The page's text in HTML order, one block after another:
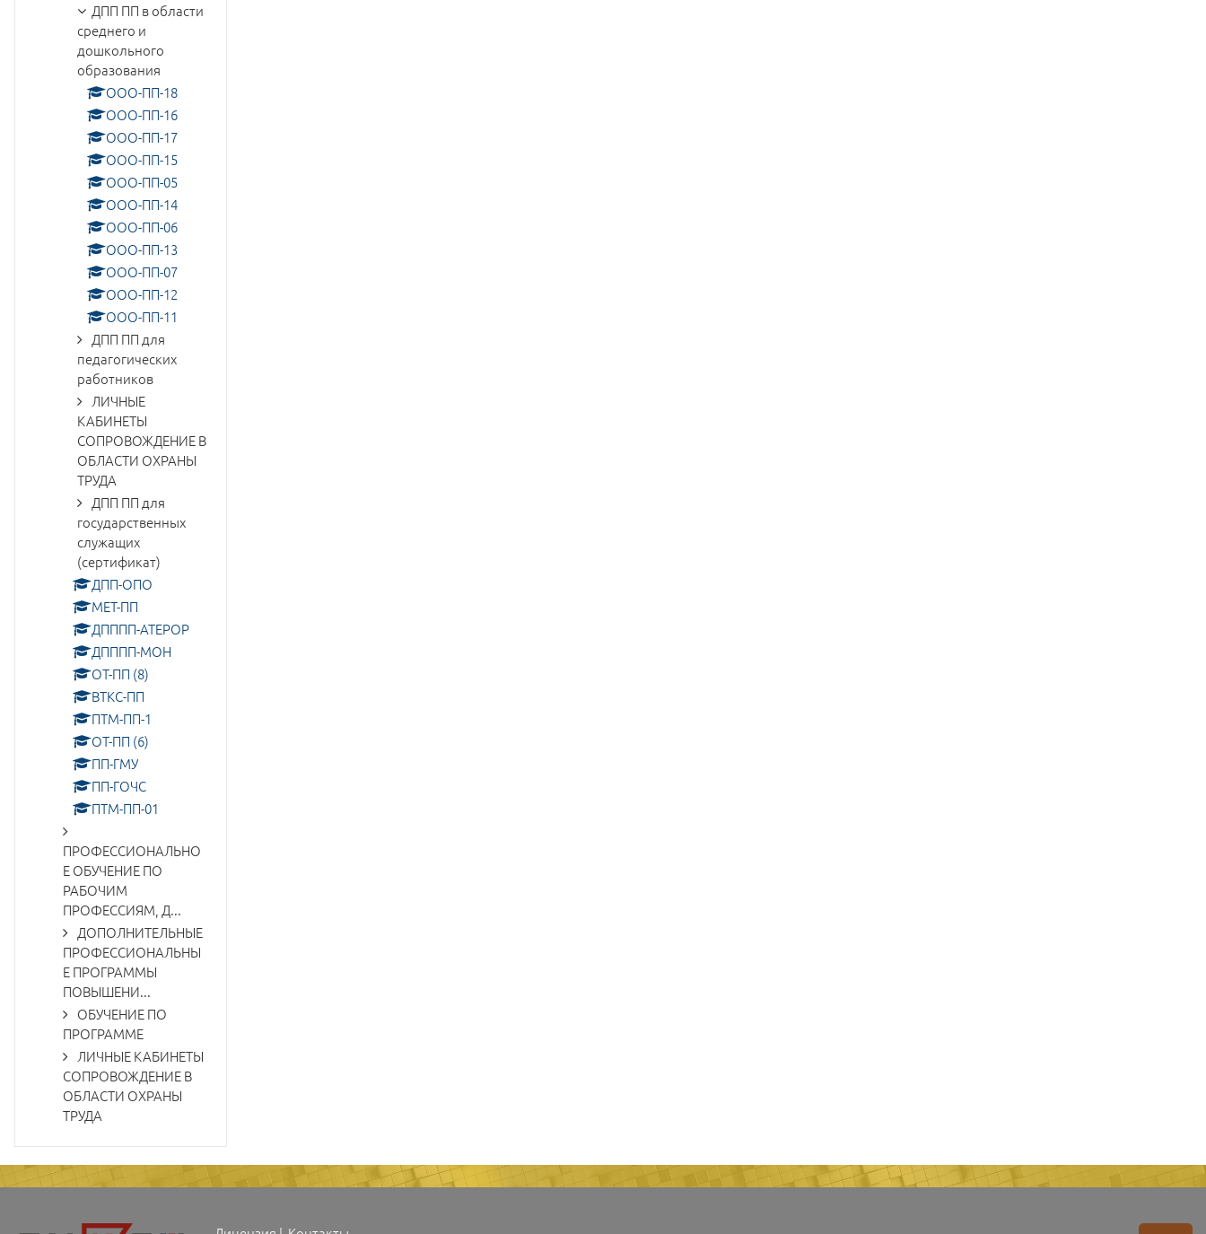
ДПП ПП в области
среднего и
дошкольного
образования
ООО-ПП-18
ООО-ПП-16
ООО-ПП-17
ООО-ПП-15
ООО-ПП-05
ООО-ПП-14
ООО-ПП-06
ООО-ПП-13
ООО-ПП-07
ООО-ПП-12
ООО-ПП-11
ДПП ПП для
педагогических
работников
ЛИЧНЫЕ
КАБИНЕТЫ
СОПРОВОЖДЕНИЕ В
ОБЛАСТИ ОХРАНЫ
ТРУДА
ДПП ПП для
государственных
служащих
(сертификат)
ДПП-ОПО
МЕТ-ПП
ДПППП-АТЕРОР
ДПППП-МОН
ОТ-ПП (8)
ВТКС-ПП
ПТМ-ПП-1
ОТ-ПП (6)
ПП-ГМУ
ПП-ГОЧС
ПТМ-ПП-01
ПРОФЕССИОНАЛЬНО
Е ОБУЧЕНИЕ ПО
РАБОЧИМ
ПРОФЕССИЯМ, Д...
ДОПОЛНИТЕЛЬНЫЕ
ПРОФЕССИОНАЛЬНЫ
Е ПРОГРАММЫ
ПОВЫШЕНИ...
ОБУЧЕНИЕ ПО
ПРОГРАММЕ
ЛИЧНЫЕ КАБИНЕТЫ
СОПРОВОЖДЕНИЕ В
ОБЛАСТИ ОХРАНЫ
ТРУДА